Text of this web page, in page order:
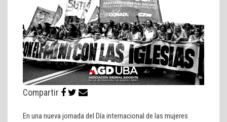
Compartir
En una nueva jornada del Día internacional de las mujeres